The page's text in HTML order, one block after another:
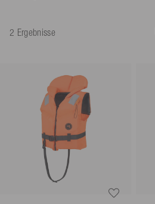
2 Ergebnisse